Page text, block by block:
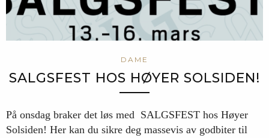
DAME
SALGSFEST HOS HØYER SOLSIDEN!
På onsdag braker det løs med SALGSFEST hos Høyer
Solsiden! Her kan du sikre deg massevis av godbiter til